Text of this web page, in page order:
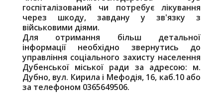
госпіталізований чи потребує лікування
через шкоду, завдану у зв'язку з
військовими діями.
Для отримання більш детальної
інформації необхідно звернутись до
управління соціального захисту населення
Дубенської міської ради за адресою: м.
Дубно, вул. Кирила і Мефодія, 16, каб.10 або
за телефоном 0365649506.